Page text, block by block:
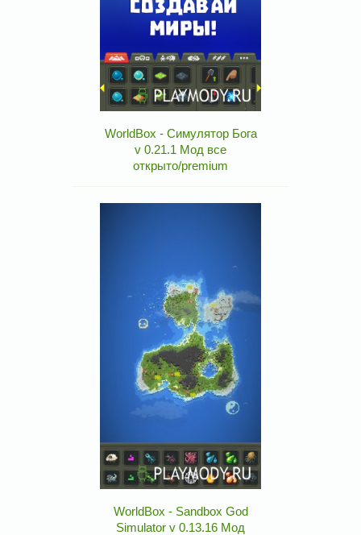
WorldBox - Симулятор Бога
v 0.21.1 Мод все
открыто/premium
WorldBox - Sandbox God
Simulator v 0.13.16 Мод